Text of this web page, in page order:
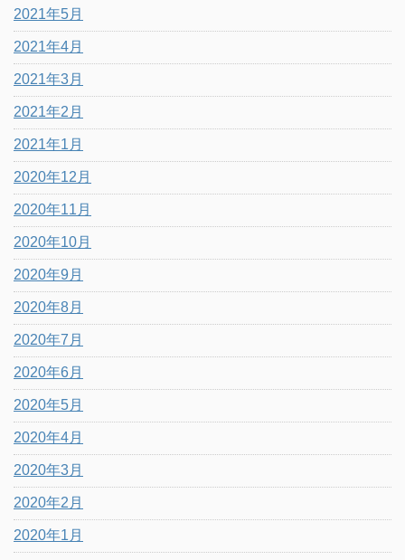
2021年5月
2021年4月
2021年3月
2021年2月
2021年1月
2020年12月
2020年11月
2020年10月
2020年9月
2020年8月
2020年7月
2020年6月
2020年5月
2020年4月
2020年3月
2020年2月
2020年1月